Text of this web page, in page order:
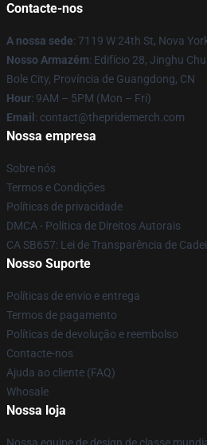
Contacte-nos
A nossa sede: 7119 W 24th St, Nova
Nosso Armazém: Edifício 28, Jinghu
Bole City, Província de Guangdong, CN
Hour: 9AM – 5PM (Mon – Fri)
Email : contact@thepridemerch.com
Nossa empresa
Sobre nós
Termos e Condições
Políticas de privacidade
DMCA - Política de Direitos Autorais
CA SB657: Lei de Transparência de
Nosso Suporte
Políticas de envio e entrega
Termos de pagamento
Políticas de devolução e reembolso
Contacte-nos
Ajuda ao cliente (FAQ)
Whosale
Nossa loja